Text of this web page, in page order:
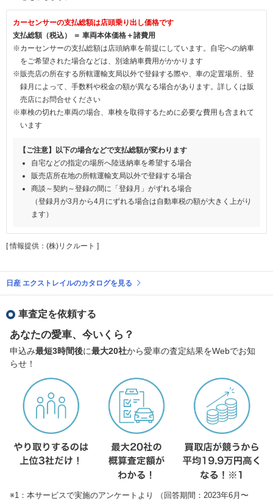
カーセンサーの支払総額は店頭乗り出し価格です
支払総額（税込） ＝ 車両本体価格＋諸費用
※カーセンサーの支払総額は店頭納車を前提にしています。自宅への納車
をご希望された場合などは、別途納車費用がかかります
※販売店の所在する所轄運輸支局以外で登録する際や、車の定置場所、登
録月によって、手数料や税金の額が異なる場合があります。詳しくは販
売店にお問合せください
※車検の切れた車両の場合、車検を取得するために必要な費用も含まれて
います
【ご注意】以下の場合などで支払総額が変わります
自宅などの指定の場所へ陸送納車を希望する場合
販売店所在地の所轄運輸支局以外で登録する場合
商談～契約～登録の間に「登録月」がずれる場合
（登録月が3月から4月にずれる場合は自動車税の額が大きく上がり
ます）
[ 情報提供：(株)リクルート ]
日産 エクストレイルのカタログを見る
車査定を依頼する
あなたの愛車、今いくら？
申込み最短3時間後に最大20社から愛車の査定結果をWebでお知
らせ！
※1：本サービスで実施のアンケートより （回答期間：2023年6月〜